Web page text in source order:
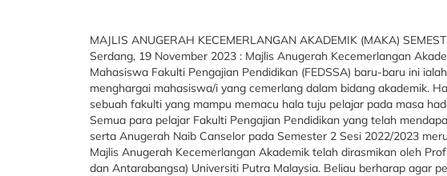
MAJLIS ANUGERAH KECEMERLANGAN AKADEMIK (MAKA)
Serdang, 19 November 2023 : Majlis Anugerah Kecemerlangan
Mahasiswa Fakulti Pengajian Pendidikan (FEDSSA) baru-baru ini
menghargai mahasiswa/i yang cemerlang dalam bidang akademik.
sebuah fakulti yang mampu memacu hala tuju pelajar pada masa
Semua para pelajar Fakulti Pengajian Pendidikan yang telah
serta Anugerah Naib Canselor pada Semester 2 Sesi 2022/2023
Majlis Anugerah Kecemerlangan Akademik telah dirasmikan oleh
dan Antarabangsa) Universiti Putra Malaysia. Beliau berharap agar